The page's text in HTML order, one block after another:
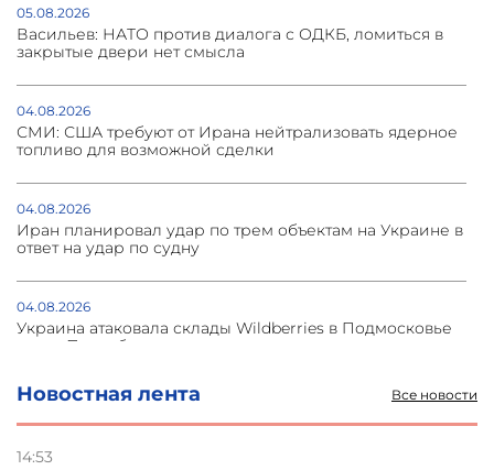
Новостная лента Все новости
14:53
05.08.2026
Васильев: НАТО против диалога с ОДКБ, ломиться в
закрытые двери нет смысла
04.08.2026
СМИ: США требуют от Ирана нейтрализовать ядерное
топливо для возможной сделки
04.08.2026
Иран планировал удар по трем объектам на Украине в
ответ на удар по судну
04.08.2026
Украина атаковала склады Wildberries в Подмосковье
и под Петербургом
03.08.2026
Стратегия безопасности ОДКБ допускает применение